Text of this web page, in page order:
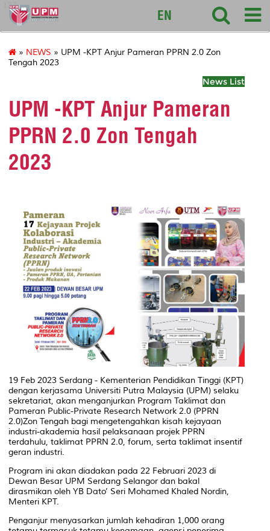
127
EN
» NEWS » UPM -KPT Anjur Pameran PPRN 2.0 Zon
Tengah 2023
News List
UPM -KPT Anjur Pameran
PPRN 2.0 Zon Tengah
2023
19 Feb 2023 Serdang - Kementerian Pendidikan Tinggi (KPT)
dengan kerjasama Universiti Putra Malaysia (UPM) selaku
sekretariat, akan menganjurkan Program Taklimat dan
Pameran Public-Private Research Network 2.0 (PPRN
2.0)Zon Tengah bagi mengetengahkan kisah kejayaan
industri-akademia hasil pelaksanaan projek PPRN
terdahulu, taklimat PPRN 2.0, forum, serta taklimat insentif
geran industri.
Program ini akan diadakan pada 22 Februari 2023 di
Dewan Besar UPM Serdang Selangor dan bakal
dirasmikan oleh YB Dato’ Seri Mohamed Khaled Nordin,
Menteri KPT.
Penganjur menyasarkan jumlah kehadiran 1,000 orang